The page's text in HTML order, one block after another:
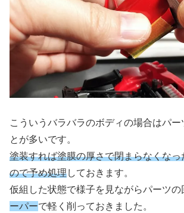
こういうバラバラのボディの場合はパー
とが多いです。
塗装すれば塗膜の厚さで閉まらなくな
ので予め処理しておきます。
仮組した状態で様子を見ながらパーツの
ーパーで軽く削っておきました。